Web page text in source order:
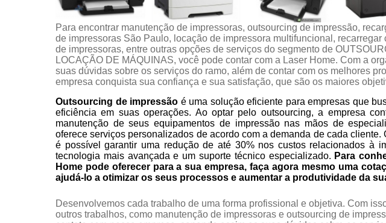
Para encontrar manutenção de impressoras, outsourcing de impressão,
de impressoras São Paulo, locação de impressora multifuncional,
de impressoras, entre outras opções de serviços do segmento de
LOCAÇÃO DE MÁQUINAS, você pode contar com a Laser Home. Com a
suas dúvidas sobre os serviços do ramo, além de contar com os melhores
empresa conquista sua confiança e sua satisfação, que são os maiores
Outsourcing de impressão é uma solução eficiente para empresas que
eficiência em suas operações. Ao optar pelo outsourcing, a empresa
manutenção de seus equipamentos de impressão nas mãos de
oferece serviços personalizados de acordo com a demanda de cada cliente.
é possível garantir uma redução de até 30% nos custos relacionados à
tecnologia mais avançada e um suporte técnico especializado. Para
Home pode oferecer para a sua empresa, faça agora mesmo uma
ajudá-lo a otimizar os seus processos e aumentar a produtividade da
Desenvolvemos cada trabalho de uma forma profissional e objetiva. Com
outros trabalhos, como manutenção de impressoras e outsourcing de